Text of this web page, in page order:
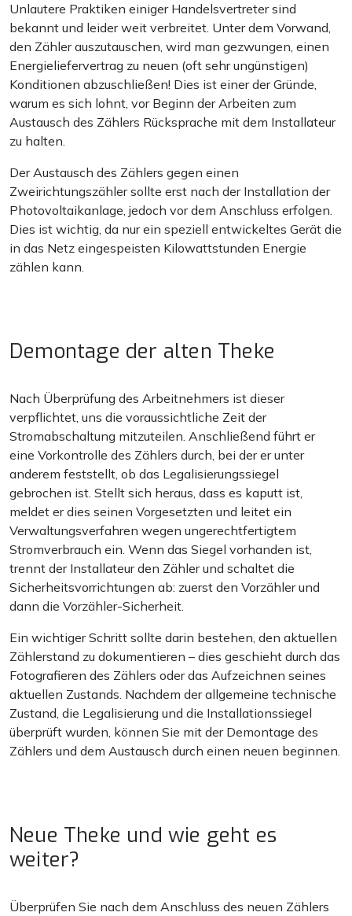
Unlautere Praktiken einiger Handelsvertreter sind
bekannt und leider weit verbreitet. Unter dem Vorwand,
den Zähler auszutauschen, wird man gezwungen, einen
Energieliefervertrag zu neuen (oft sehr ungünstigen)
Konditionen abzuschließen! Dies ist einer der Gründe,
warum es sich lohnt, vor Beginn der Arbeiten zum
Austausch des Zählers Rücksprache mit dem Installateur
zu halten.
Der Austausch des Zählers gegen einen
Zweirichtungszähler sollte erst nach der Installation der
Photovoltaikanlage, jedoch vor dem Anschluss erfolgen.
Dies ist wichtig, da nur ein speziell entwickeltes Gerät die
in das Netz eingespeisten Kilowattstunden Energie
zählen kann.
Demontage der alten Theke
Nach Überprüfung des Arbeitnehmers ist dieser
verpflichtet, uns die voraussichtliche Zeit der
Stromabschaltung mitzuteilen. Anschließend führt er
eine Vorkontrolle des Zählers durch, bei der er unter
anderem feststellt, ob das Legalisierungssiegel
gebrochen ist. Stellt sich heraus, dass es kaputt ist,
meldet er dies seinen Vorgesetzten und leitet ein
Verwaltungsverfahren wegen ungerechtfertigtem
Stromverbrauch ein. Wenn das Siegel vorhanden ist,
trennt der Installateur den Zähler und schaltet die
Sicherheitsvorrichtungen ab: zuerst den Vorzähler und
dann die Vorzähler-Sicherheit.
Ein wichtiger Schritt sollte darin bestehen, den aktuellen
Zählerstand zu dokumentieren – dies geschieht durch das
Fotografieren des Zählers oder das Aufzeichnen seines
aktuellen Zustands. Nachdem der allgemeine technische
Zustand, die Legalisierung und die Installationssiegel
überprüft wurden, können Sie mit der Demontage des
Zählers und dem Austausch durch einen neuen beginnen.
Neue Theke und wie geht es
weiter?
Überprüfen Sie nach dem Anschluss des neuen Zählers